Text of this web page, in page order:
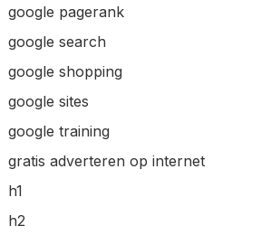
google pagerank
google search
google shopping
google sites
google training
gratis adverteren op internet
h1
h2